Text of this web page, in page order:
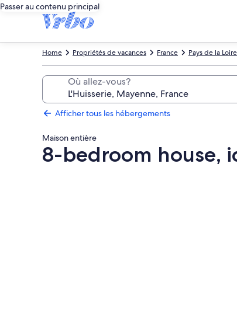
Passer au contenu principal
Pays de la Loire
France
Propriétés de vacances
Home
Où allez-vous?
Afficher tous les hébergements
Maison entière
8-bedroom house,